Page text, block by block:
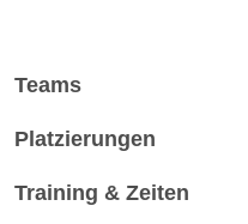
Teams
Platzierungen
Training & Zeiten